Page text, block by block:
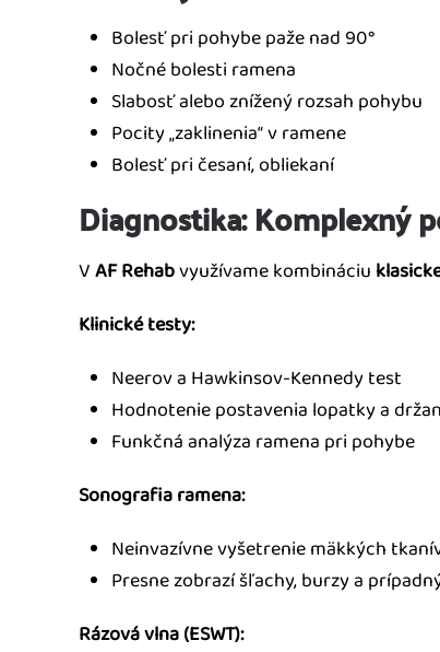
Bolesť pri pohybe paže nad 90°
Nočné bolesti ramena
Slabosť alebo znížený rozsah pohybu
Pocity „zaklinenia“ v ramene
Bolesť pri česaní, obliekaní
Diagnostika: Komplexný
VAF Rehabvyužívame kombináciu
Klinické testy:
Neerov a Hawkinsov-Kennedy test
Hodnotenie postavenia lopatky a
Funkčná analýza ramena pri pohybe
Sonografia ramena:
Neinvazívne vyšetrenie mäkkých
Presne zobrazí šľachy, burzy a
Rázová vlna (ESWT):